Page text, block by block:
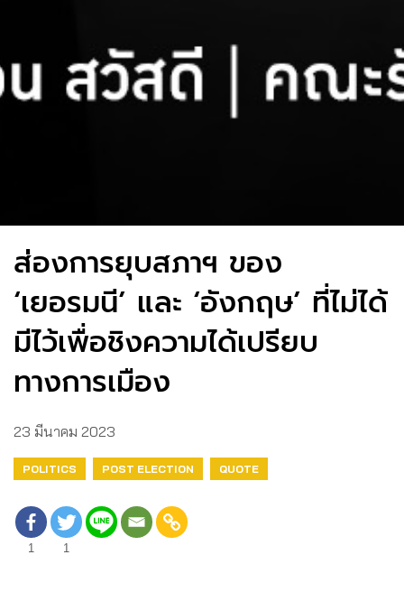
ส่องการยุบสภาฯ ของ
‘เยอรมนี’ และ ‘อังกฤษ’ ที่ไม่ได้
มีไว้เพื่อชิงความได้เปรียบ
ทางการเมือง
23 มีนาคม 2023
POLITICS POST ELECTION QUOTE
1 1